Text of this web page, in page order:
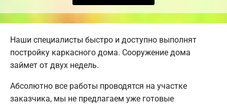
Наши специалисты быстро и доступно выполнят
постройку каркасного дома. Сооружение дома
займет от двух недель.
Абсолютно все работы проводятся на участке
заказчика, мы не предлагаем уже готовые